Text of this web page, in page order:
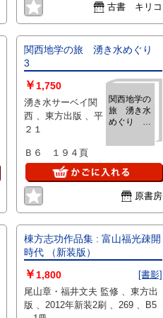
古書 キリコ
関西地学の旅 湧き水めぐり
3
関西地学の
旅 湧き水
めぐり
￥ 1,750
湧き水サーベイ関
西 、東方出版 、平
２１
Ｂ６ １９４頁
原書房
棟方志功作品集 : 富山福光疎開
時代 （新装版）
[書影]
￥1,800
尾山章・福井文夫 監修 、東方出
版 、2012年新装2刷 、269 、B5